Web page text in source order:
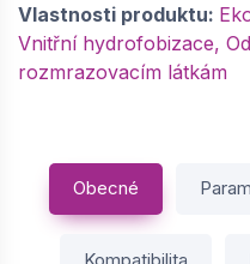
Vlastnosti produktu:
Vnitřní hydrofobizace,
rozmrazovacím látkám
Obecné